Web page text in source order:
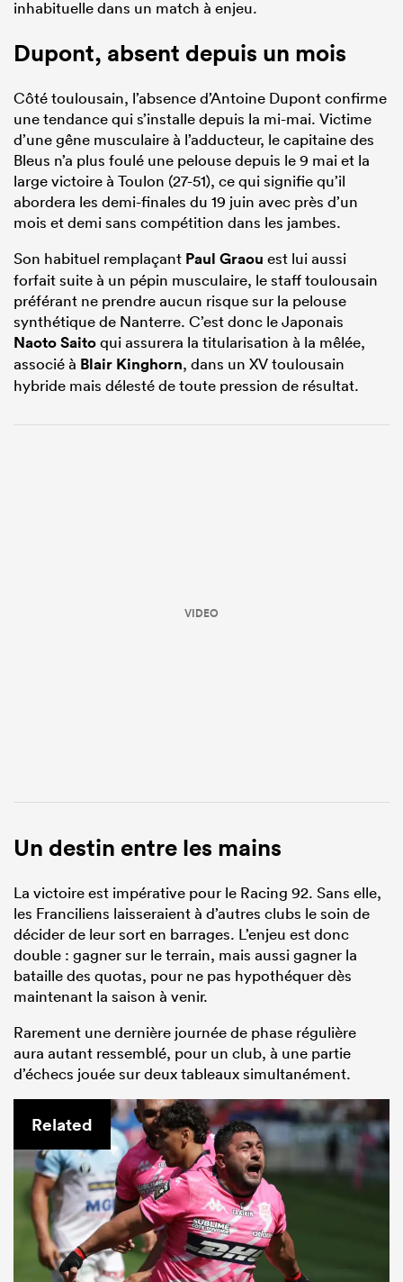
inhabituelle dans un match à enjeu.
Dupont, absent depuis un mois
Côté toulousain, l’absence d’Antoine Dupont confirme
une tendance qui s’installe depuis la mi-mai. Victime
d’une gêne musculaire à l’adducteur, le capitaine des
Bleus n’a plus foulé une pelouse depuis le 9 mai et la
large victoire à Toulon (27-51), ce qui signifie qu’il
abordera les demi-finales du 19 juin avec près d’un
mois et demi sans compétition dans les jambes.
Son habituel remplaçant Paul Graou est lui aussi
forfait suite à un pépin musculaire, le staff toulousain
préférant ne prendre aucun risque sur la pelouse
synthétique de Nanterre. C’est donc le Japonais
Naoto Saitoqui assurera la titularisation à la mêlée,
associé à Blair Kinghorn, dans un XV toulousain
hybride mais délesté de toute pression de résultat.
VIDEO
Un destin entre les mains
La victoire est impérative pour le Racing 92. Sans elle,
les Franciliens laisseraient à d’autres clubs le soin de
décider de leur sort en barrages. L’enjeu est donc
double : gagner sur le terrain, mais aussi gagner la
bataille des quotas, pour ne pas hypothéquer dès
maintenant la saison à venir.
Rarement une dernière journée de phase régulière
aura autant ressemblé, pour un club, à une partie
d’échecs jouée sur deux tableaux simultanément.
Related